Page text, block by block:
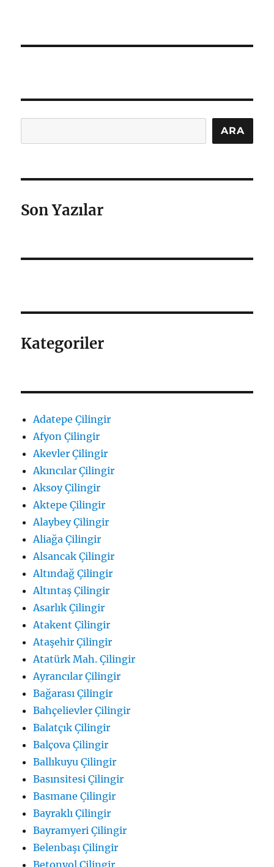
ARA
Son Yazılar
Kategoriler
Adatepe Çilingir
Afyon Çilingir
Akevler Çilingir
Akıncılar Çilingir
Aksoy Çilingir
Aktepe Çilingir
Alaybey Çilingir
Aliağa Çilingir
Alsancak Çilingir
Altındağ Çilingir
Altıntaş Çilingir
Asarlık Çilingir
Atakent Çilingir
Ataşehir Çilingir
Atatürk Mah. Çilingir
Ayrancılar Çilingir
Bağarası Çilingir
Bahçelievler Çilingir
Balatçık Çilingir
Balçova Çilingir
Ballıkuyu Çilingir
Basınsitesi Çilingir
Basmane Çilingir
Bayraklı Çilingir
Bayramyeri Çilingir
Belenbaşı Çilingir
Betonyol Çilingir